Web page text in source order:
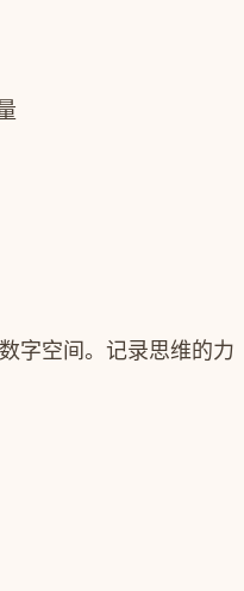
字空间。记录思维的力